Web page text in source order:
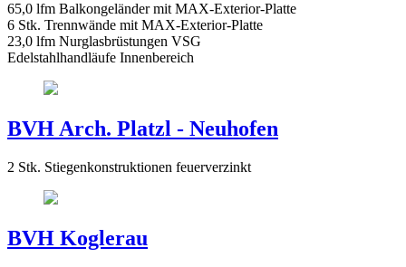
65,0 lfm Balkongeländer mit MAX-Exterior-Platte
6 Stk. Trennwände mit MAX-Exterior-Platte
23,0 lfm Nurglasbrüstungen VSG
Edelstahlhandläufe Innenbereich
BVH Arch. Platzl - Neuhofen
2 Stk. Stiegenkonstruktionen feuerverzinkt
BVH Koglerau